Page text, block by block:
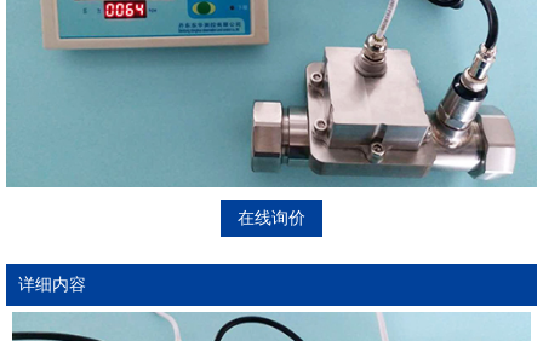
在线询价
详细内容